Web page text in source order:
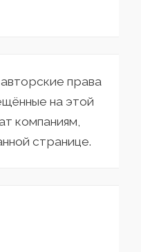
права
на этой
компаниям,
странице.